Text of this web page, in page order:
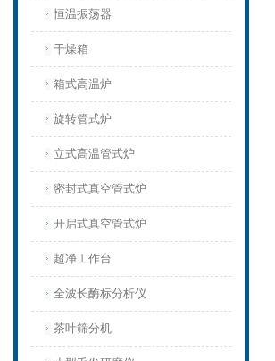
恒温振荡器
干燥箱
箱式高温炉
旋转管式炉
立式高温管式炉
密封式真空管式炉
开启式真空管式炉
超净工作台
全波长酶标分析仪
茶叶筛分机